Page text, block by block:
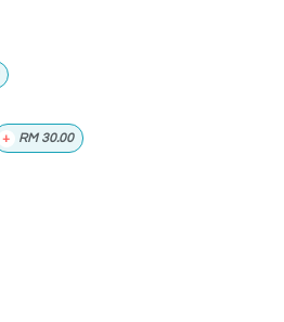
+ RM 30.00